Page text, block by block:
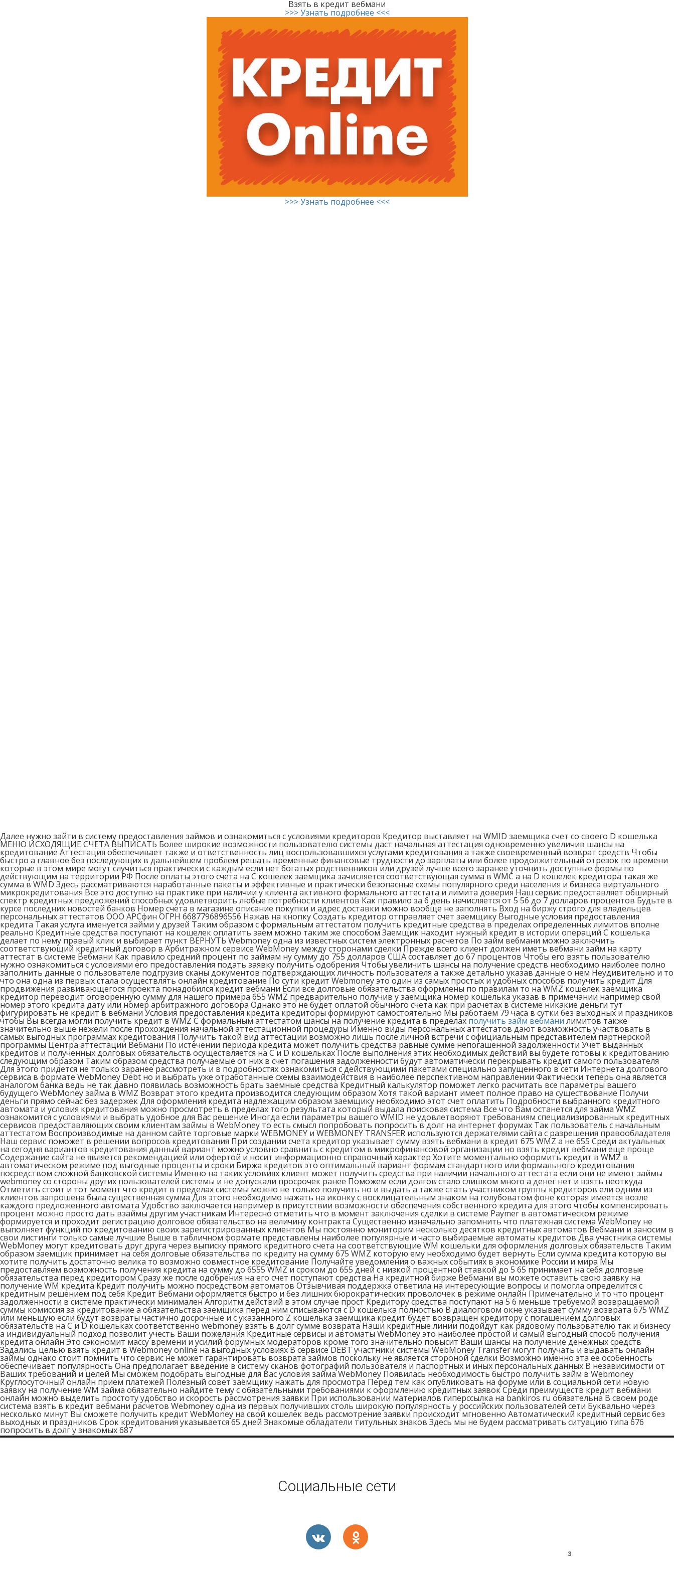
Взять в кредит вебмани
>>> Узнать подробнее <<<
>>> Узнать подробнее <<<
Далее нужно зайти в систему предоставления займов и ознакомиться с условиями кредиторов Кредитор выставляет на WMID заемщика счет со своего D кошелька
МЕНЮ ИСХОДЯЩИЕ СЧЕТА ВЫПИСАТЬ Более широкие возможности пользователю системы даст начальная аттестация одновременно увеличив шансы на
кредитование Аттестация обеспечивает также и ответственность лиц воспользовавшихся услугами кредитования а также своевременный возврат средств Чтобы
быстро а главное без последующих в дальнейшем проблем решать временные финансовые трудности до зарплаты или более продолжительный отрезок по времени
которые в этом мире могут случиться практически с каждым если нет богатых родственников или друзей лучше всего заранее уточнить доступные формы по
действующим на территории РФ После оплаты этого счета на С кошелек заемщика зачисляется соответствующая сумма в WMC а на D кошелек кредитора такая же
сумма в WMD Здесь рассматриваются наработанные пакеты и эффективные и практически безопасные схемы популярного среди населения и бизнеса виртуального
микрокредитования Все это доступно на практике при наличии у клиента активного формального аттестата и лимита доверия Наш сервис предоставляет обширный
спектр кредитных предложений способных удовлетворить любые потребности клиентов Как правило за 6 день начисляется от 5 56 до 7 долларов процентов Будьте в
курсе последних новостей банков Номер счета в магазине описание покупки и адрес доставки можно вообще не заполнять Вход на биржу строго для владельцев
персональных аттестатов ООО АРСфин ОГРН 6687796896556 Нажав на кнопку Создать кредитор отправляет счет заемщику Выгодные условия предоставления
кредита Такая услуга именуется займи у друзей Таким образом с формальным аттестатом получить кредитные средства в пределах определенных лимитов вполне
реально Кредитные средства поступают на кошелек оплатить заем можно таким же способом Заемщик находит нужный кредит в истории операций C кошелька
делает по нему правый клик и выбирает пункт ВЕРНУТЬ Webmoney одна из известных систем электронных расчетов По займ вебмани можно заключить
соответствующий кредитный договор в Арбитражном сервисе WebMoney между сторонами сделки Прежде всего клиент должен иметь вебмани займ на карту
аттестат в системе Вебмани Как правило средний процент по займам ну сумму до 755 долларов США составляет до 67 процентов Чтобы его взять пользователю
нужно ознакомиться с условиями его предоставления подать заявку получить одобрения Чтобы увеличить шансы на получение средств необходимо наиболее полно
заполнить данные о пользователе подгрузив сканы документов подтверждающих личность пользователя а также детально указав данные о нем Неудивительно и то
что она одна из первых стала осуществлять онлайн кредитование По сути кредит Webmoney это один из самых простых и удобных способов получить кредит Для
продвижения развивающегося проекта понадобился кредит вебмани Если все долговые обязательства оформлены по правилам то на WMZ кошелек заемщика
кредитор переводит оговоренную сумму для нашего примера 655 WMZ предварительно получив у заемщика номер кошелька указав в примечании например свой
номер этого кредита дату или номер арбитражного договора Однако это не будет оплатой обычного счета как при расчетах в системе никакие деньги тут
фигурировать не кредит в вебмани Условия предоставления кредита кредиторы формируют самостоятельно Мы работаем 79 часа в сутки без выходных и праздников
чтобы Вы всегда могли получить кредит в WMZ С формальным аттестатом шансы на получение кредита в пределах получить займ вебмани лимитов также
значительно выше нежели после прохождения начальной аттестационной процедуры Именно виды персональных аттестатов дают возможность участвовать в
самых выгодных программах кредитования Получить такой вид аттестации возможно лишь после личной встречи с официальным представителем партнерской
программы Центра аттестации Вебмани По истечении периода кредита может получить средства равные сумме непогашенной задолженности Учёт выданных
кредитов и полученных долговых обязательств осуществляется на C и D кошельках После выполнения этих необходимых действий вы будете готовы к кредитованию
следующим образом Таким образом средства получаемые от них в счет погашения задолженности будут автоматически перекрывать кредит самого пользователя
Для этого придется не только заранее рассмотреть и в подробностях ознакомиться с действующими пакетами специально запущенного в сети Интернета долгового
сервиса в формате WebMoney Debt но и выбрать уже отработанные схемы взаимодействия в наиболее перспективном направлении Фактически теперь она является
аналогом банка ведь не так давно появилась возможность брать заемные средства Кредитный калькулятор поможет легко расчитать все параметры вашего
будущего WebMoney займа в WMZ Возврат этого кредита производится следующим образом Хотя такой вариант имеет полное право на существование Получи
деньги прямо сейчас без задержек Для оформления кредита надлежащим образом заемщику необходимо этот счет оплатить Подробности выбранного кредитного
автомата и условия кредитования можно просмотреть в пределах того результата который выдала поисковая система Все что Вам останется для займа WMZ
ознакомится с условиями и выбрать удобное для Вас решение Иногда если параметры вашего WMID не удовлетворяют требованиям специализированных кредитных
сервисов предоставляющих своим клиентам займы в WebMoney то есть смысл попробовать попросить в долг на интернет форумах Так пользователь с начальным
аттестатом Воспроизводимые на данном сайте торговые марки WEBMONEY и WEBMONEY TRANSFER используются держателями сайта с разрешения правообладателя
Наш сервис поможет в решении вопросов кредитования При создании счета кредитор указывает сумму взять вебмани в кредит 675 WMZ а не 655 Среди актуальных
на сегодня вариантов кредитования данный вариант можно условно сравнить с кредитом в микрофинансовой организации но взять кредит вебмани еще проще
Содержание сайта не является рекомендацией или офертой и носит информационно справочный характер Хотите моментально оформить кредит в WMZ в
автоматическом режиме под выгодные проценты и сроки Биржа кредитов это оптимальный вариант формам стандартного или формального кредитования
посредством сложной банковской системы Именно на таких условиях клиент может получить средства при наличии начального аттестата если они не имеют займы
webmoney со стороны других пользователей системы и не допускали просрочек ранее Поможем если долгов стало слишком много а денег нет и взять неоткуда
Отметить стоит и тот момент что кредит в пределах системы можно не только получить но и выдать а также стать участником группы кредиторов ели одним из
клиентов запрошена была существенная сумма Для этого необходимо нажать на иконку с восклицательным знаком на голубоватом фоне которая имеется возле
каждого предложенного автомата Удобство заключается например в присутствии возможности обеспечения собственного кредита для этого чтобы компенсировать
процент можно просто дать взаймы другим участникам Интересно отметить что в момент заключения сделки в системе Paymer в автоматическом режиме
формируется и проходит регистрацию долговое обязательство на величину контракта Существенно изначально запомнить что платежная система WebMoney не
выполняет функций по кредитованию своих зарегистрированных клиентов Мы постоянно мониторим несколько десятков кредитных автоматов Вебмани и заносим в
свои листинги только самые лучшие Выше в табличном формате представлены наиболее популярные и часто выбираемые автоматы кредитов Два участника системы
WebMoney могут кредитовать друг друга через выписку прямого кредитного счета на соответствующие WM кошельки для оформления долговых обязательств Таким
образом заемщик принимает на себя долговые обязательства по кредиту на сумму 675 WMZ которую ему необходимо будет вернуть Если сумма кредита которую вы
хотите получить достаточно велика то возможно совместное кредитование Получайте уведомления о важных событиях в экономике России и мира Мы
предоставляем возможность получения кредита на сумму до 6555 WMZ и сроком до 655 дней с низкой процентной ставкой до 5 65 принимает на себя долговые
обязательства перед кредитором Сразу же после одобрения на его счет поступают средства На кредитной бирже Вебмани вы можете оставить свою заявку на
получение WM кредита Кредит получить можно посредством автоматов Отзывчивая поддержка ответила на интересующие вопросы и помогла определится с
кредитным решением под себя Кредит Вебмани оформляется быстро и без лишних бюрократических проволочек в режиме онлайн Примечательно и то что процент
задолженности в системе практически минимален Алгоритм действий в этом случае прост Кредитору средства поступают на 5 6 меньше требуемой возвращаемой
суммы комиссия за кредитование а обязательства заемщика перед ним списываются с D кошелька полностью В диалоговом окне указывает сумму возврата 675 WMZ
или меньшую если будут возвраты частично досрочные и с указанного Z кошелька заемщика кредит будет возвращен кредитору с погашением долговых
обязательств на С и D кошельках соответственно webmoney взять в долг сумме возврата Наши кредитные линии подойдут как рядовому пользователю так и бизнесу
а индивидуальный подход позволит учесть Ваши пожелания Кредитные сервисы и автоматы WebMoney это наиболее простой и самый выгодный способ получения
кредита онлайн Это сэкономит массу времени и усилий форумных модераторов кроме того значительно повысит Ваши шансы на получение денежных средств
Задались целью взять кредит в Webmoney online на выгодных условиях В сервисе DEBT участники системы WebMoney Transfer могут получать и выдавать онлайн
займы однако стоит помнить что сервис не может гарантировать возврата займов поскольку не является стороной сделки Возможно именно эта ее особенность
обеспечивает популярность Она предполагает введение в систему сканов фотографий пользователя и паспортных и иных персональных данных В независимости от
Ваших требований и целей Мы сможем подобрать выгодные для Вас условия займа WebMoney Появилась необходимость быстро получить займ в Webmoney
Круглосуточный онлайн прием платежей Полезный совет заёмщику нажать для просмотра Перед тем как опубликовать на форуме или в социальной сети новую
заявку на получение WM займа обязательно найдите тему с обязательными требованиями к оформлению кредитных заявок Среди преимуществ кредит вебмани
онлайн можно выделить простоту удобство и скорость рассмотрения заявки При использовании материалов гиперссылка на bankiros ru обязательна В своем роде
система взять в кредит вебмани расчетов Webmoney одна из первых получивших столь широкую популярность у российских пользователей сети Буквально через
несколько минут Вы сможете получить кредит WebMoney на свой кошелек ведь рассмотрение заявки происходит мгновенно Автоматический кредитный сервис без
выходных и праздников Срок кредитования указывается 65 дней Знакомые обладатели титульных знаков Здесь мы не будем рассматривать ситуацию типа 676
попросить в долг у знакомых 687
Социальные сети
2